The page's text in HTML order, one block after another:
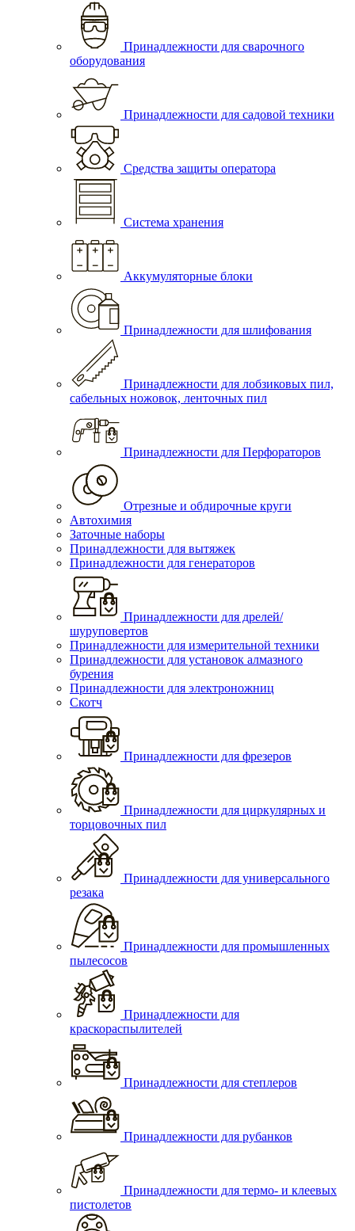
Принадлежности для сварочного
оборудования
Принадлежности для садовой техники
Средства защиты оператора
Система хранения
Аккумуляторные блоки
Принадлежности для шлифования
Принадлежности для лобзиковых пил,
сабельных ножовок, ленточных пил
Принадлежности для Перфораторов
Отрезные и обдирочные круги
Автохимия
Заточные наборы
Принадлежности для вытяжек
Принадлежности для генераторов
Принадлежности для дрелей/
шуруповертов
Принадлежности для измерительной техники
Принадлежности для установок алмазного
бурения
Принадлежности для электроножниц
Скотч
Принадлежности для фрезеров
Принадлежности для циркулярных и
торцовочных пил
Принадлежности для универсального
резака
Принадлежности для промышленных
пылесосов
Принадлежности для
краскораспылителей
Принадлежности для степлеров
Принадлежности для рубанков
Принадлежности для термо- и клеевых
пистолетов